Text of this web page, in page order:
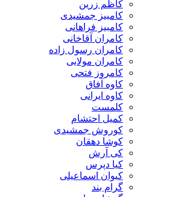
کاظم زرین
کامبیز جمشیدی
کامبیز فراهانی
کامران آقاخانی
کامران رسول زاده
کامران مولایی
کامروز فتحی
کاوه آفاق
کاوه ایرانی
کلمست
کمیل احتشام
کوروش جمشیدی
کوشا دهقان
کی آرش
کیا دپرس
کیوان اسماعیلی
گرام بند